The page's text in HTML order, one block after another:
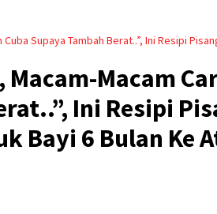
Supaya Tambah Berat..”, Ini Resipi
Macam
Ini Resipi
Bayi 6 Bulan Ke